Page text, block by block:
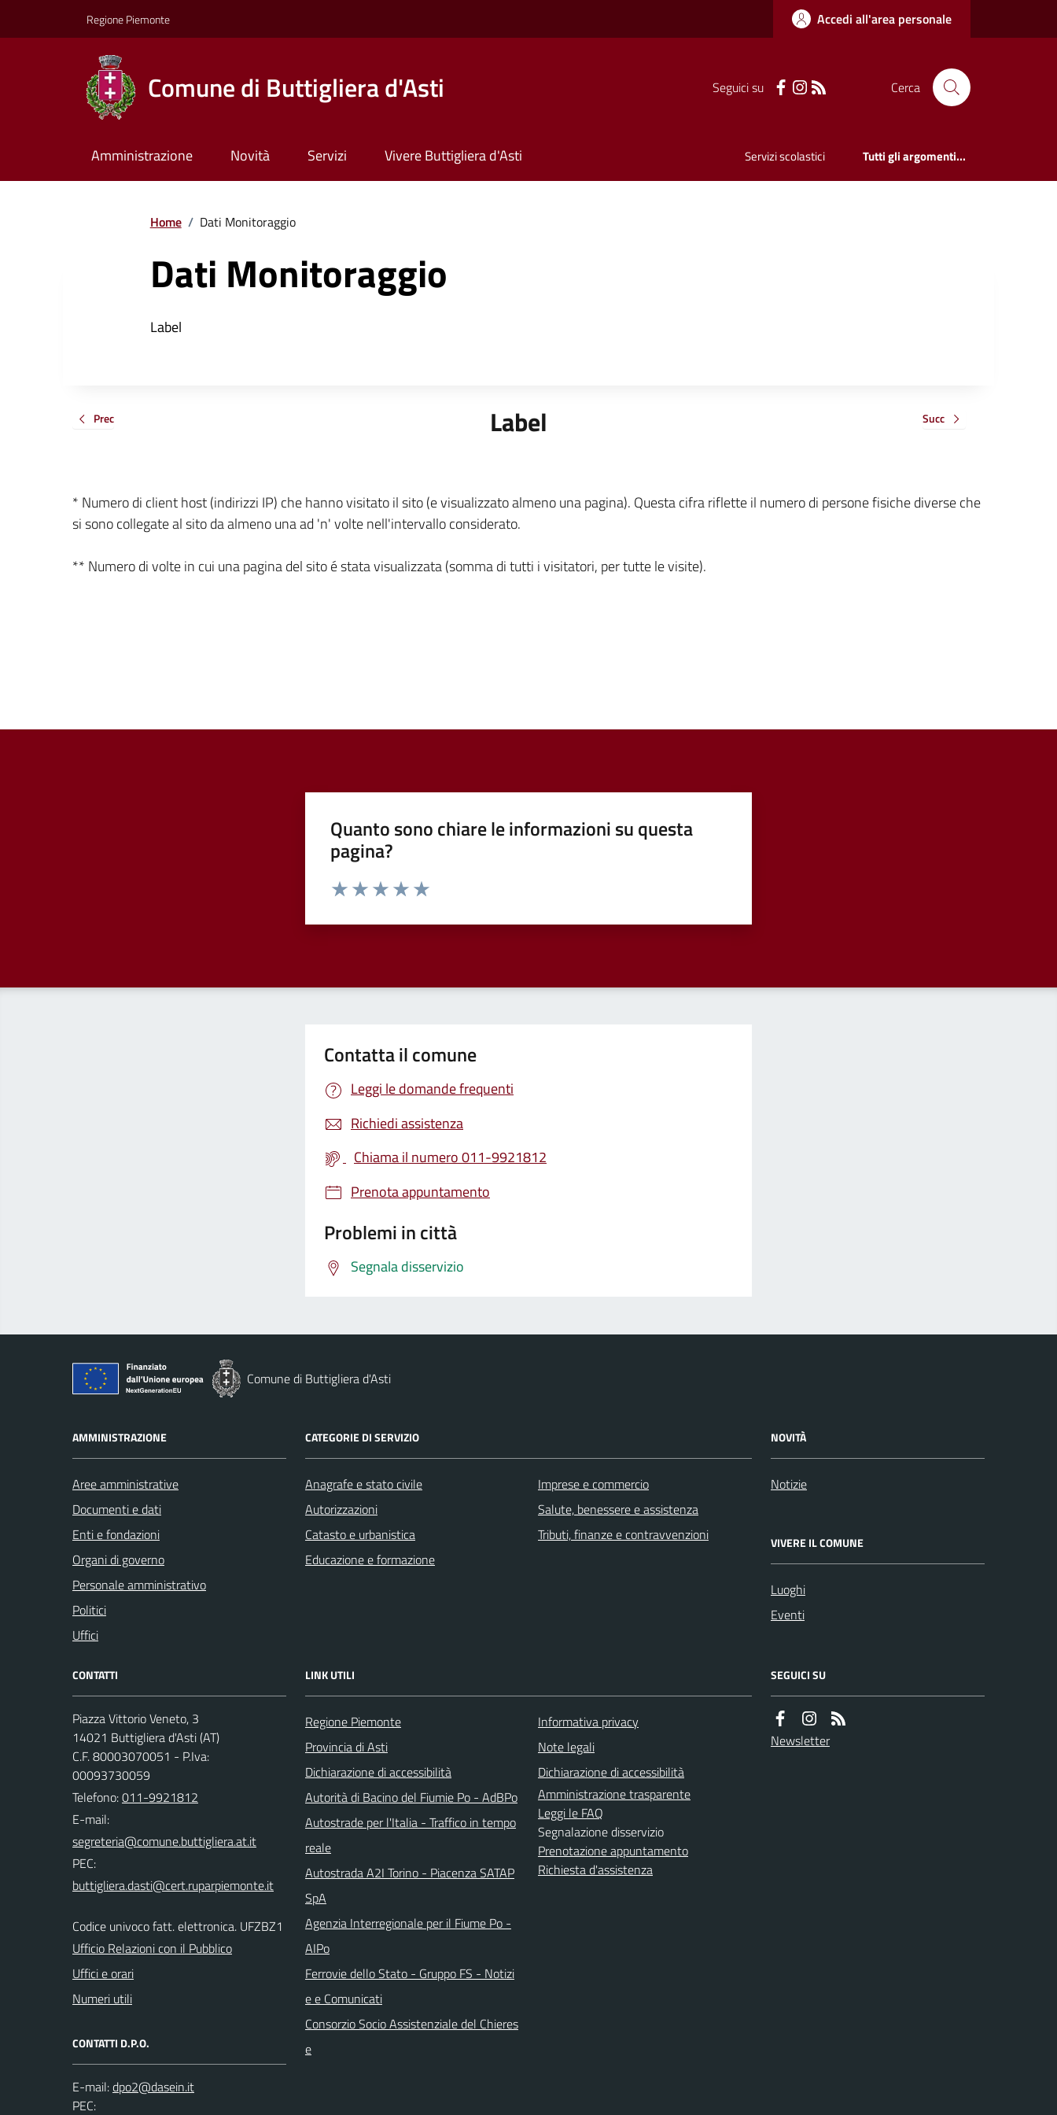
Regione Piemonte Accedi all'area personale
Comune di Buttigliera d'Asti Seguici su Cerca
Amministrazione Novità Servizi Vivere Buttigliera d'Asti Servizi scolastici Tutti gli argomenti...
Home / Dati Monitoraggio
Dati Monitoraggio
Label
Prec Label Succ
* Numero di client host (indirizzi IP) che hanno visitato il sito (e visualizzato almeno una pagina). Questa cifra riflette il numero di persone fisiche diverse che
si sono collegate al sito da almeno una ad 'n' volte nell'intervallo considerato.
** Numero di volte in cui una pagina del sito é stata visualizzata (somma di tutti i visitatori, per tutte le visite).
Quanto sono chiare le informazioni su questa
pagina?
Valuta da 1 a 5 stelle la pagina
Contatta il comune
Leggi le domande frequenti
Richiedi assistenza
Chiama il numero 011-9921812
Prenota appuntamento
Problemi in città
Segnala disservizio
Comune di Buttigliera d'Asti
AMMINISTRAZIONE
Aree amministrative
Documenti e dati
Enti e fondazioni
Organi di governo
Personale amministrativo
Politici
Uffici
CATEGORIE DI SERVIZIO
Anagrafe e stato civile
Autorizzazioni
Catasto e urbanistica
Educazione e formazione
Imprese e commercio
Salute, benessere e assistenza
Tributi, finanze e contravvenzioni
NOVITÀ
Notizie
VIVERE IL COMUNE
Luoghi
Eventi
CONTATTI
Piazza Vittorio Veneto, 3
14021 Buttigliera d'Asti (AT)
C.F. 80003070051 - P.Iva:
00093730059
Telefono:011-9921812
E-mail:
PEC:
Codice univoco fatt. elettronica. UFZBZ1
Ufficio Relazioni con il Pubblico
Uffici e orari
Numeri utili
CONTATTI D.P.O.
E-mail:
PEC:
LINK UTILI
Regione Piemonte
Provincia di Asti
Dichiarazione di accessibilità
Autorità di Bacino del Fiumie Po - AdBPo
Autostrade per l'Italia - Traffico in tempo
reale
Autostrada A2I Torino - Piacenza SATAP
SpA
Agenzia Interregionale per il Fiume Po -
AIPo
Ferrovie dello Stato - Gruppo FS - Notizi
e e Comunicati
Consorzio Socio Assistenziale del Chieres
e
Informativa privacy
Note legali
Dichiarazione di accessibilità
Amministrazione trasparente
Leggi le FAQ
Segnalazione disservizio
Prenotazione appuntamento
Richiesta d'assistenza
SEGUICI SU
Newsletter